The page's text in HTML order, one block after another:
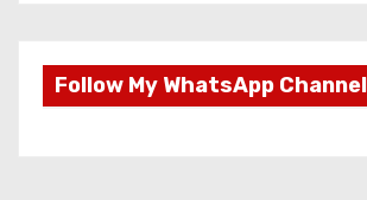
Follow My WhatsApp Channel